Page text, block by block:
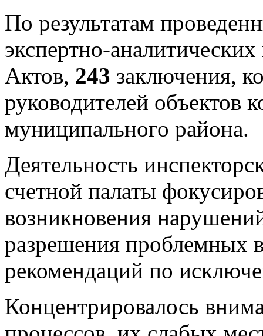
По результатам
экспертно-
Актов, 243 заключения,
руководителей объектов
муниципального района.
Деятельность
счетной палаты
возникновения
разрешения проблемных
рекомендаций по
Концентрировалось